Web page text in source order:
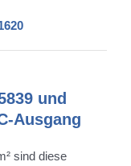
und
Ausgang
sind diese